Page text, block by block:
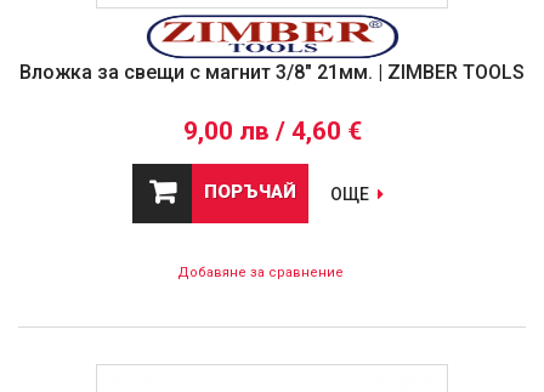
Вложка за свещи с магнит 3/8" 21мм. | ZIMBER TOOLS
9,00 лв / 4,60 €
ПОРЪЧАЙ ОЩЕ
Добавяне за сравнение